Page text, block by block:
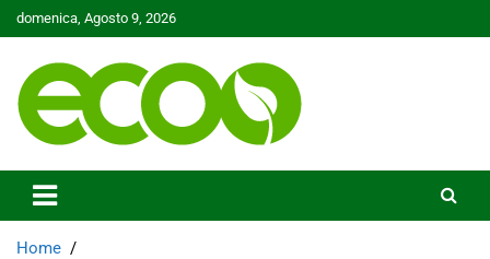
Skip
to
domenica, Agosto 9, 2026
Ecoo.it
Home